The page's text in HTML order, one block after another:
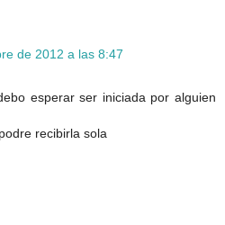
de 2012 a las 8:47
esperar ser iniciada por alguien
recibirla sola